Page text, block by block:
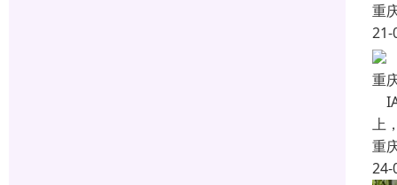
重
21-
重
上
重
24-